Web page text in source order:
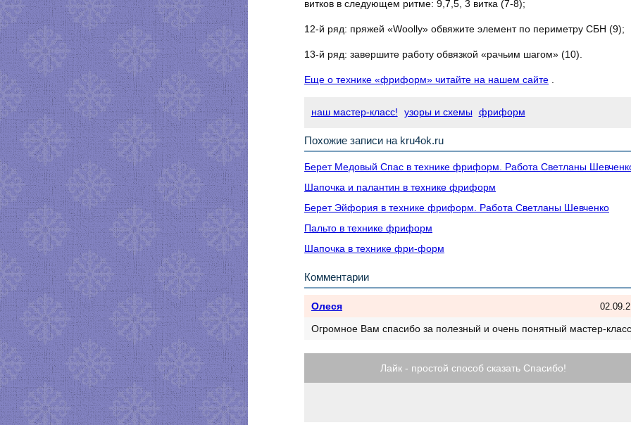
витков в следующем ритме: 9,7,5, 3 витка (7-8);
12-й ряд: пряжей «Woolly» обвяжите элемент по периметру СБН (9);
13-й ряд: завершите работу обвязкой «рачьим шагом» (10).
Еще о технике «фриформ» читайте на нашем сайте.
наш мастер-класс! узоры и схемы фриформ
Похожие записи на kru4ok.ru
Берет Медовый Спас в технике фриформ. Работа Светланы
Шапочка и палантин в технике фриформ
Берет Эйфория в технике фриформ. Работа Светланы Шевченко
Пальто в технике фриформ
Шапочка в технике фри-форм
Комментарии
Олеся
Огромное Вам спасибо за полезный и очень понятный мастер-
Лайк - простой способ сказать Спасибо!